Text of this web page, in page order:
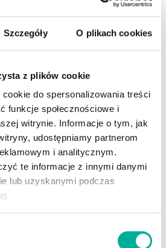
Szczegóły O plikach cookies
z plików cookie
do spersonalizowania treści
funkcje społecznościowe i
witrynie. Informacje o tym, jak
udostępniamy partnerom
i analitycznym.
te informacje z innymi danymi
lub uzyskanymi podczas
pojazdów są
emocje. Polska wciąż zmaga
pijanych kierowców, którzy regularnie